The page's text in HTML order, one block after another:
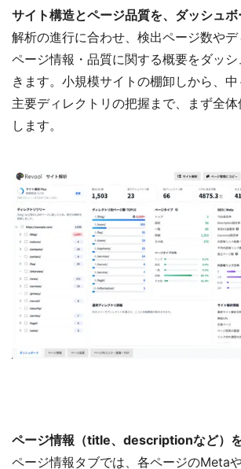
サイト構造とページ品質を、ダッシュ
解析の進行に合わせ、検出ページ数やデ
ページ情報・品質に関する概要をダッ
きます。小規模サイトの棚卸しから、
主要ディレクトリの把握まで、まず全体
します。
ページ情報（title、descriptionなど）
ページ情報タブでは、各ページのMeta